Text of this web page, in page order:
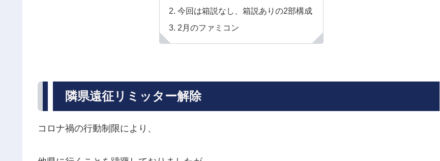
今回は箱説なし、箱説ありの2部構成
2月のファミコン
隣県遠征リミッター解除
コロナ禍の行動制限により、